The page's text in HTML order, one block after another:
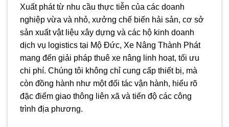
Xuất phát từ nhu cầu thực tiễn của các doanh
nghiệp vừa và nhỏ, xưởng chế biến hải sản, cơ sở
sản xuất vật liệu xây dựng và các hộ kinh doanh
dịch vụ logistics tại Mộ Đức, Xe Nâng Thành Phát
mang đến giải pháp thuê xe nâng linh hoạt, tối ưu
chi phí. Chúng tôi không chỉ cung cấp thiết bị, mà
còn đồng hành như một đối tác vận hành, hiểu rõ
đặc điểm giao thông liên xã và tiến độ các công
trình địa phương.